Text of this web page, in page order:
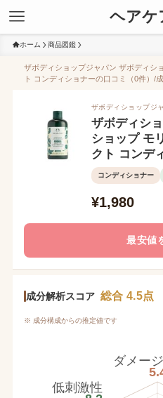
ヘアケ
ホーム 商品図鑑
ザボディショップジャパン ザボディシ
ト コンディショナーの口コミ（0件）/
ザボディショップジ
ザボディシ
ショップ モ
クト コンデ
コンディショナー
¥1,980
最安値
成分解析スコア 総合 4.5点
※ 成分構成からの推定値です
ダメー
低刺激性